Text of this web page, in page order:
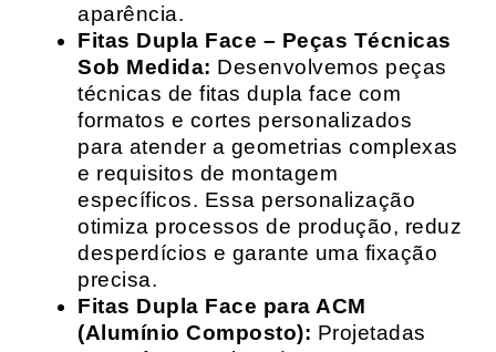
aparência.
Fitas Dupla Face – Peças Técnicas
Sob Medida: Desenvolvemos peças
técnicas de fitas dupla face com
formatos e cortes personalizados
para atender a geometrias complexas
e requisitos de montagem
específicos. Essa personalização
otimiza processos de produção, reduz
desperdícios e garante uma fixação
precisa.
Fitas Dupla Face para ACM
(Alumínio Composto): Projetadas